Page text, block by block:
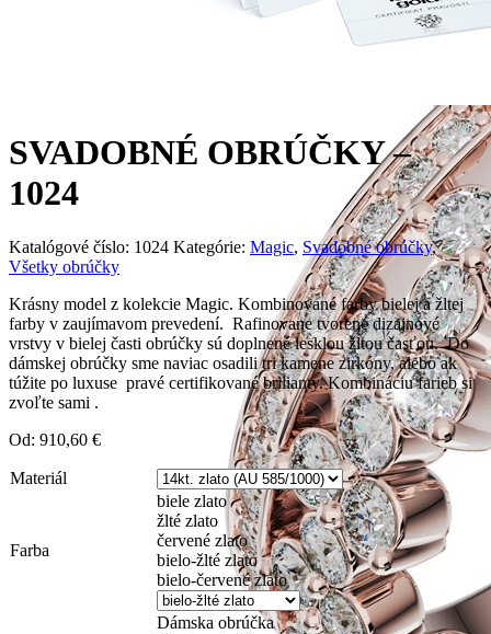
SVADOBNÉ OBRÚČKY –
1024
Katalógové číslo: 1024 Kategórie: Magic, Svadobné obrúčky,
Všetky obrúčky
Krásny model z kolekcie Magic. Kombinované farby bielej a žltej
farby v zaujímavom prevedení. Rafinovane tvorené dizajnové
vrstvy v bielej časti obrúčky sú doplnené lesklou žltou časťou. Do
dámskej obrúčky sme naviac osadili tri kamene zirkóny, alebo ak
túžite po luxuse pravé certifikované brilianty. Kombináciu farieb si
zvoľte sami .
Od: 910,60 €
Materiál
Farba
biele zlato
žlté zlato
červené zlato
bielo-žlté zlato
bielo-červené zlato
Dámska obrúčka